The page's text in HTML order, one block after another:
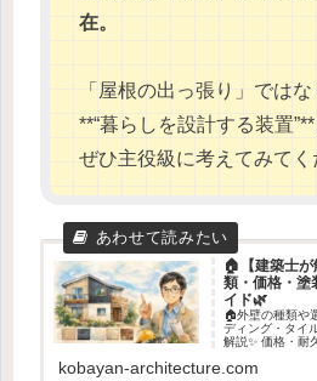
在。
「屋根の出っ張り」ではな
**“暮らしを設計する装置”**
ぜひ主役級に考えてみて
🏠【建築士
類・価格・塗
イド🌿
🏠外壁の種類や
ディング・タイ
解説✨ 価格・耐
kobayan-architecture.com